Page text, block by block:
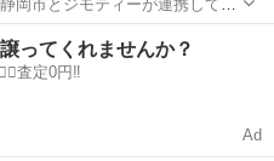
的に、まだ使えるものをリユー
ース
ってくれませんか？
査定0円‼️
Ad